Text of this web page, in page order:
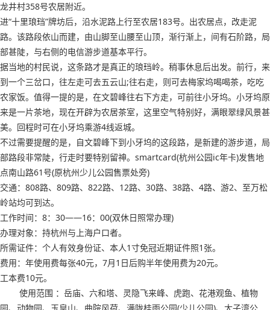
龙井村358号农居附近。
进“十里琅珰”牌坊后，沿水泥路上行至农居183号。出农居点，改走泥
路。该路段依山而建，由山脚至山腰至山顶，渐行渐上，间有石阶路，局
部甚陡，与右侧的电信游步道基本平行。
据当地的村民说，这条路才是真正的琅珰岭。稍事休息后出发。前行，来
到一个三岔口，往左走可去五云山;往右走，则可去梅家坞喝喝茶，吃吃
农家饭。值得一提的是，在文碧峰往右下方走，可前往小牙坞。小牙坞原
来是一片茶地，现在开辟为农居茶室，这里空气特别好，满眼翠绿风景甚
美。回程时可在小牙坞乘游4线返城。
不过需要提醒的是，自文碧峰下到小牙坞的这段路，是新建的游步道，局
部路段非常陡，行走时要特别留神。smartcard(杭州公园ic年卡)发售地
点南山路61号(原杭州少儿公园售票处旁)
交通：808路、809路、822路、12路、30路、38路、4路、游2、至万松
岭站均可到达。
工作时间：8：30——16：00(双休日照常办理)
办理对象：持杭州与上海户口者。
所需证件：个人有效身份证、本人1寸免冠近期证件照1张。
费用：年使用费每张40元，7月1日后购半年使用费为20元。
工本费10元。
使用范围 ：岳庙、六和塔、灵隐飞来峰、虎跑、花港观鱼、植物